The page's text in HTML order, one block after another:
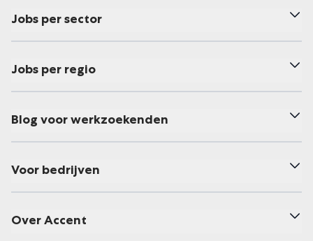
Jobs per sector
Jobs per regio
Blog voor werkzoekenden
Voor bedrijven
Over Accent